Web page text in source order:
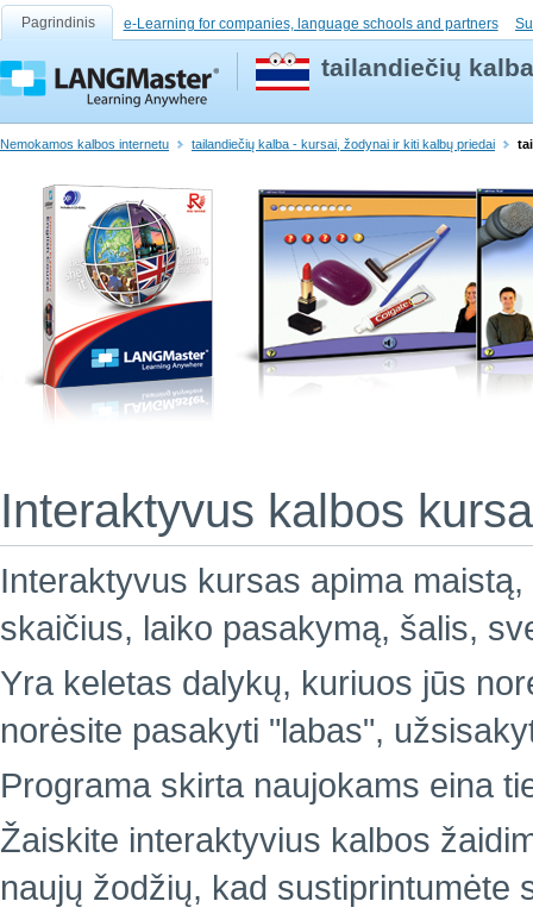
Pagrindinis e-Learning for companies, language schools and partners
tailandiečių
Nemokamos kalbos internetu tailandiečių kalba - kursai, žodynai ir kiti kalbų priedai
Interaktyvus kalbos
Interaktyvus kursas apima
skaičius, laiko pasakymą, šalis,
Yra keletas dalykų, kuriuos jūs
norėsite pasakyti "labas",
Programa skirta naujokams eina
Žaiskite interaktyvius kalbos
naujų žodžių, kad sustiprintumėte